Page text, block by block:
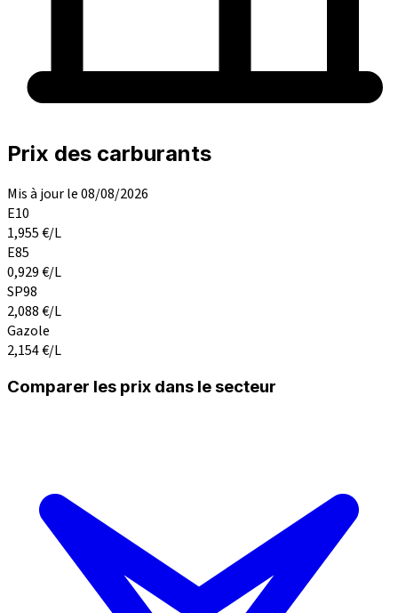
Prix des carburants
Mis à jour le 08/08/2026
E10
1,955€/L
E85
0,929€/L
SP98
2,088€/L
Gazole
2,154€/L
Comparer les prix dans le secteur